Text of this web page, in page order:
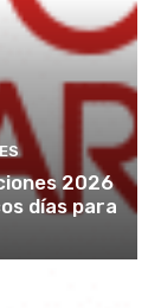
2026
días para